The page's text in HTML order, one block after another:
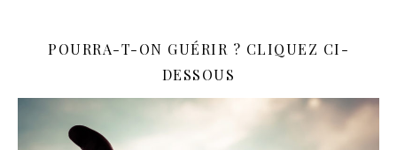
POURRA-T-ON GUÉRIR ? CLIQUEZ CI-
DESSOUS